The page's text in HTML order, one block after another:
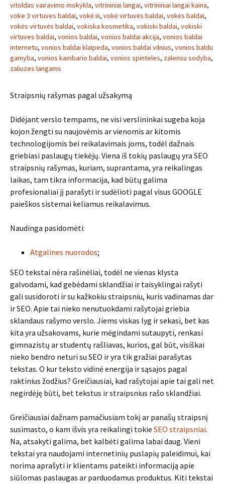
vitoldas vairavimo mokykla, vitrininiai langai, vitrininiai langai kaina,
voke 3 virtuves baldai, vokė iii, vokė virtuvės baldai, vokės baldai,
vokės virtuvės baldai, vokiska kosmetika, vokiski baldai, vokiski
virtuves baldai, vonios baldai, vonios baldai akcija, vonios baldai
internetu, vonios baldai klaipeda, vonios baldai vilnius, vonios baldu
gamyba, vonios kambario baldai, vonios spinteles, zalensu sodyba,
zaliuzes langams
Straipsnių rašymas pagal užsakymą
Didėjant verslo tempams, ne visi verslininkai sugeba koja
kojon žengti su naujovėmis ar vienomis ar kitomis
technologijomis bei reikalavimais joms, todėl dažnais
griebiasi paslaugų tiekėjų. Viena iš tokių paslaugų yra SEO
straipsnių rašymas, kuriam, suprantama, yra reikalingas
laikas, tam tikra informacija, kad būtų galima
profesionaliai jį parašyti ir sudėlioti pagal visus GOOGLE
paieškos sistemai keliamus reikalavimus.
Naudinga pasidomėti:
Atgalines nuorodos;
SEO tekstai nėra rašinėliai, todėl ne vienas klysta
galvodami, kad gebėdami sklandžiai ir taisyklingai rašyti
gali susidoroti ir su kažkokiu straipsniu, kuris vadinamas dar
ir SEO. Apie tai nieko nenutuokdami rašytojai griebia
sklandaus rašymo verslo. Jiems viskas lyg ir sekasi, bet kas
kita yra užsakovams, kurie mėgindami sutaupyti, renkasi
gimnazistų ar studentų rašliavas, kurios, gal būt, visiškai
nieko bendro neturi su SEO ir yra tik gražiai parašytas
tekstas. O kur teksto vidinė energija ir sąsajos pagal
raktinius žodžius? Greičiausiai, kad rašytojai apie tai gali net
negirdėję būti, bet tekstus ir straipsnius rašo sklandžiai.
Greičiausiai dažnam pamačiusiam tokį ar panašų straipsnį
susimasto, o kam išvis yra reikalingi tokie SEO straipsniai.
Na, atsakyti galima, bet kalbėti galima labai daug. Vieni
tekstai yra naudojami internetinių puslapių paleidimui, kai
norima aprašyti ir klientams pateikti informaciją apie
siūlomas paslaugas ar parduodamus produktus. Kiti tekstai